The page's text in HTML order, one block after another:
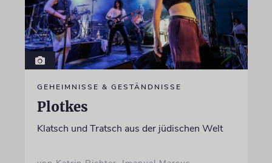
GEHEIMNISSE & GESTÄNDNISSE
Plotkes
Klatsch und Tratsch aus der jüdischen Welt